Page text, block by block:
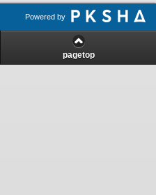
Powered by
pagetop